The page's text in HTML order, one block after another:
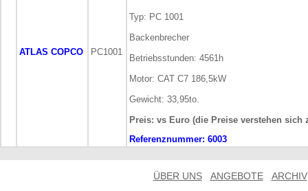
ATLAS COPCO PC1001
Typ: PC 1001
Backenbrecher
Betriebsstunden: 4561h
Motor: CAT C7 186,5kW
Gewicht: 33,95to.
Preis: vs Euro (die Preise verstehen
Referenznummer: 6003
ÜBER UNS ANGEBOTE ARCHIV